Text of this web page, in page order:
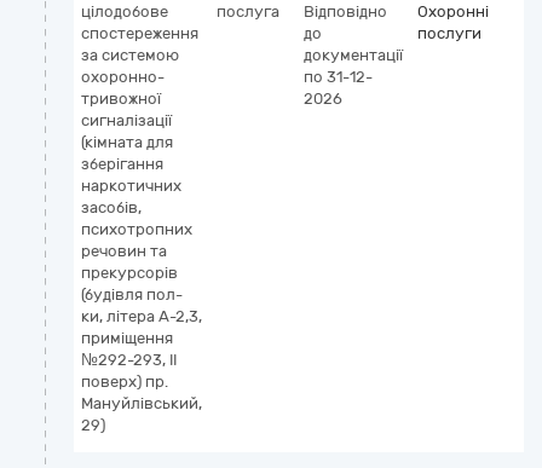
цілодобове
спостереження
за системою
охоронно-
тривожної
сигналізації
(кімната для
зберігання
наркотичних
засобів,
психотропних
речовин та
прекурсорів
(будівля пол-
ки, літера А-2,3,
приміщення
№292-293, II
поверх) пр.
Мануйлівський,
29)
послуга
Відповідно
до
документації
по 31-12-
2026
Охоронні
послуги